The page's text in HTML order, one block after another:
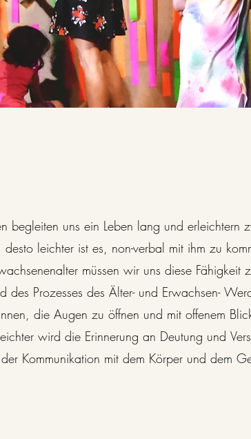
begleiten uns ein Leben lang und erleichtern
leichter ist es, non-verbal mit ihm zu
müssen wir uns diese Fähigkeit
des Prozesses des Älter- und Erwachsen-
die Augen zu öffnen und mit offenem
wird die Erinnerung an Deutung und
Kommunikation mit dem Körper und dem